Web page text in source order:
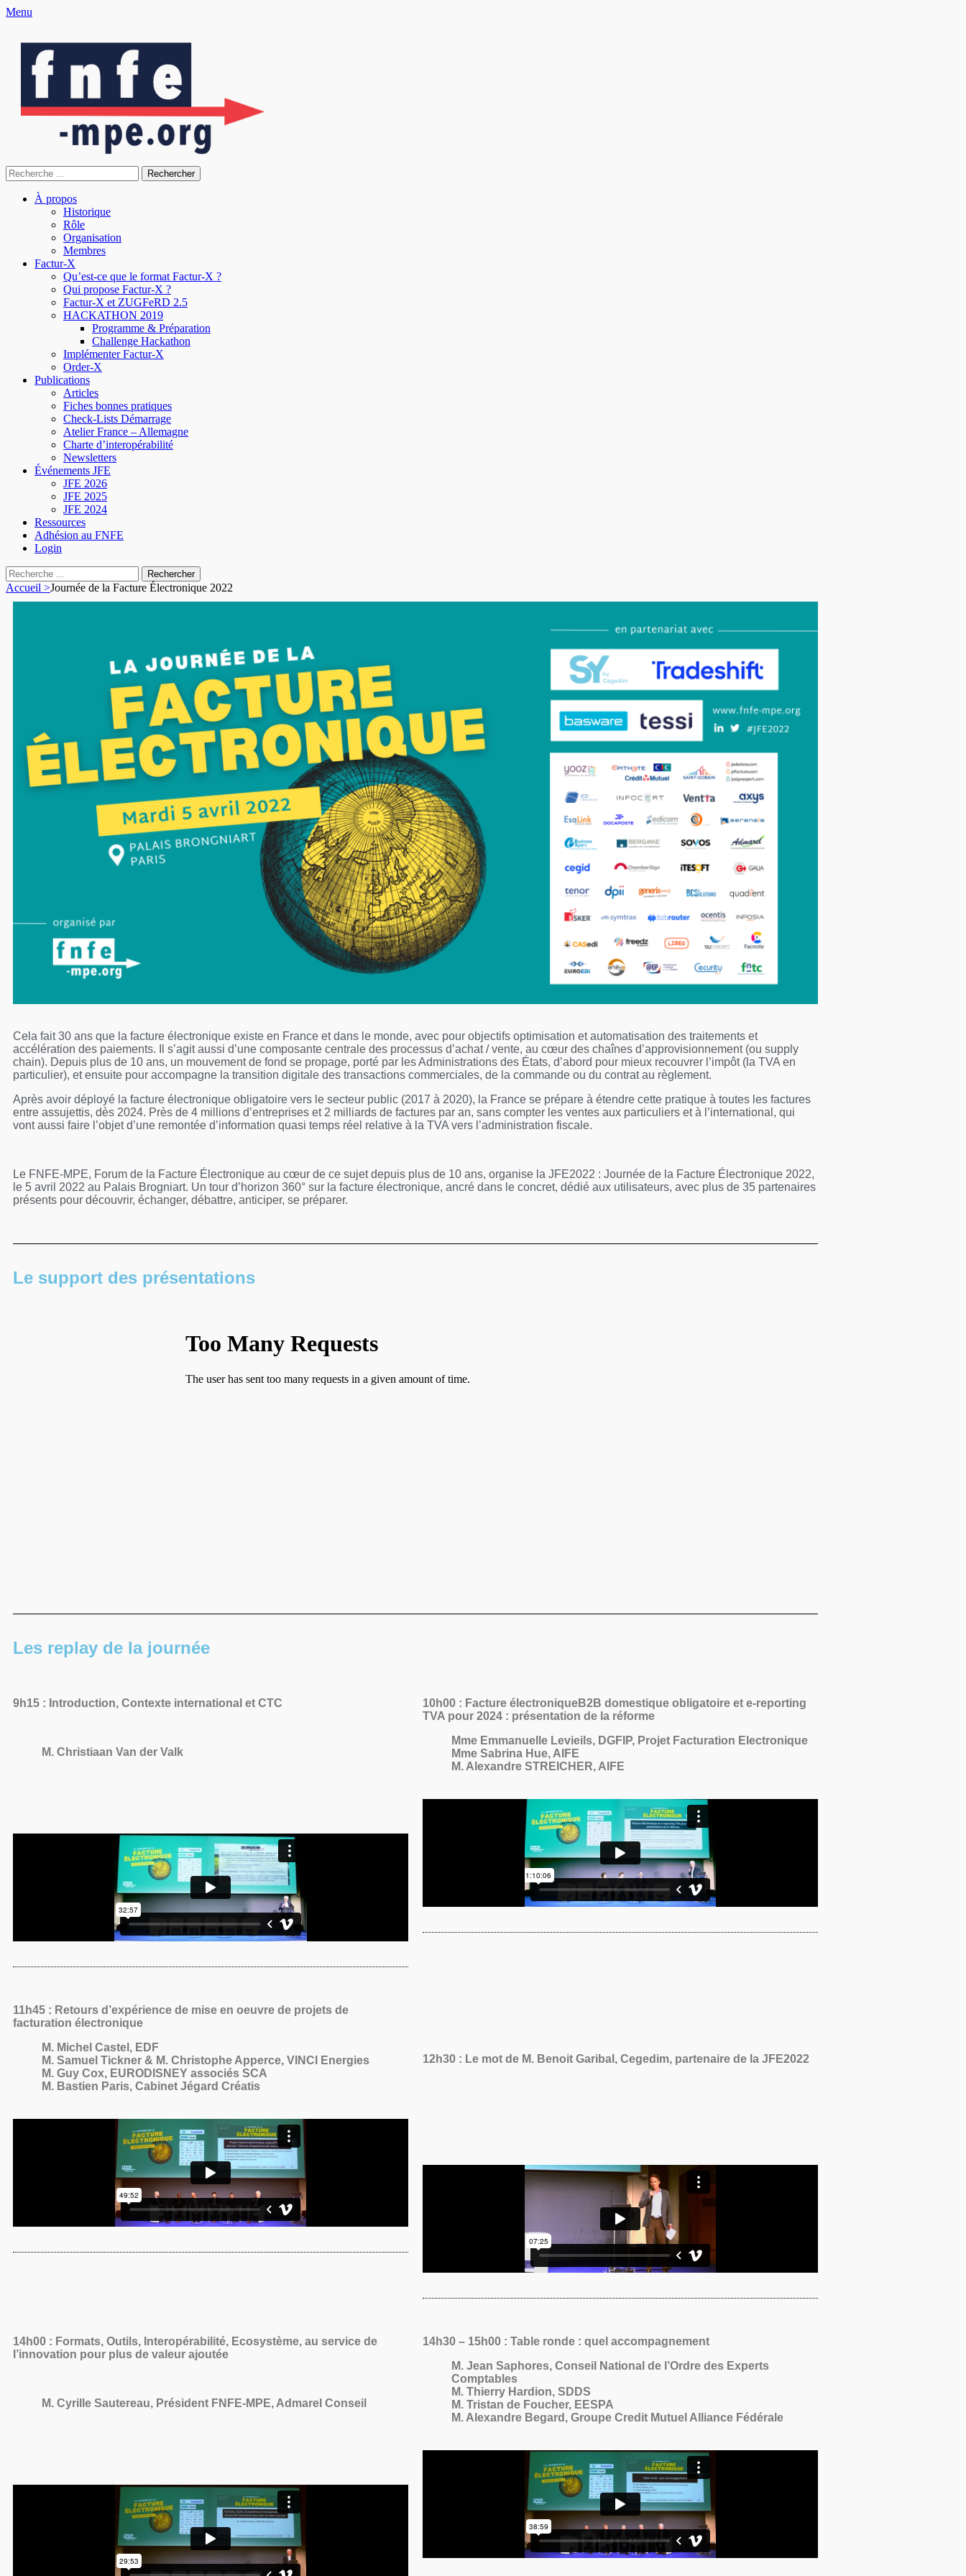
Menu
L'envol de la facture électronique
À propos
Historique
Rôle
Organisation
Membres
Factur-X
Qu’est-ce que le format Factur-X ?
Qui propose Factur-X ?
Factur-X et ZUGFeRD 2.5
HACKATHON 2019
Programme & Préparation
Challenge Hackathon
Implémenter Factur-X
Order-X
Publications
Articles
Fiches bonnes pratiques
Check-Lists Démarrage
Atelier France – Allemagne
Charte d’interopérabilité
Newsletters
Événements JFE
JFE 2026
JFE 2025
JFE 2024
Ressources
Adhésion au FNFE
Login
Accueil >Journée de la Facture Électronique 2022
Cela fait 30 ans que la facture électronique existe en France et dans le monde, avec pour objectifs optimisation et automatisation des traitements et
accélération des paiements. Il s’agit aussi d’une composante centrale des processus d’achat / vente, au cœur des chaînes d’approvisionnement (ou supply
chain). Depuis plus de 10 ans, un mouvement de fond se propage, porté par les Administrations des États, d’abord pour mieux recouvrer l’impôt (la TVA en
particulier), et ensuite pour accompagne la transition digitale des transactions commerciales, de la commande ou du contrat au règlement.
Après avoir déployé la facture électronique obligatoire vers le secteur public (2017 à 2020), la France se prépare à étendre cette pratique à toutes les factures
entre assujettis, dès 2024. Près de 4 millions d’entreprises et 2 milliards de factures par an, sans compter les ventes aux particuliers et à l’international, qui
vont aussi faire l’objet d’une remontée d’information quasi temps réel relative à la TVA vers l’administration fiscale.
Le FNFE-MPE, Forum de la Facture Électronique au cœur de ce sujet depuis plus de 10 ans, organise la JFE2022 : Journée de la Facture Électronique 2022,
le 5 avril 2022 au Palais Brogniart. Un tour d’horizon 360° sur la facture électronique, ancré dans le concret, dédié aux utilisateurs, avec plus de 35 partenaires
présents pour découvrir, échanger, débattre, anticiper, se préparer.
Le support des présentations
Les replay de la journée
9h15 : Introduction, Contexte international et CTC
M. Christiaan Van der Valk
10h00 : Facture électroniqueB2B domestique obligatoire et e-reporting
TVA pour 2024 : présentation de la réforme
Mme Emmanuelle Levieils, DGFIP, Projet Facturation Electronique
Mme Sabrina Hue, AIFE
M. Alexandre STREICHER, AIFE
11h45 : Retours d’expérience de mise en oeuvre de projets de
facturation électronique
M. Michel Castel, EDF
M. Samuel Tickner & M. Christophe Apperce, VINCI Energies
M. Guy Cox, EURODISNEY associés SCA
M. Bastien Paris, Cabinet Jégard Créatis
12h30 : Le mot de M. Benoit Garibal, Cegedim, partenaire de la JFE2022
14h00 : Formats, Outils, Interopérabilité, Ecosystème, au service de
l’innovation pour plus de valeur ajoutée
M. Cyrille Sautereau, Président FNFE-MPE, Admarel Conseil
14h30 – 15h00 : Table ronde : quel accompagnement
M. Jean Saphores, Conseil National de l’Ordre des Experts
Comptables
M. Thierry Hardion, SDDS
M. Tristan de Foucher, EESPA
M. Alexandre Begard, Groupe Credit Mutuel Alliance Fédérale